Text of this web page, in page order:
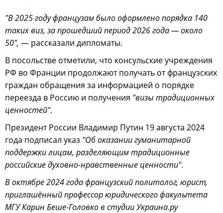
"В 2025 году французам было оформлено порядка 140
таких виз, за прошедший период 2026 года — около
50", — рассказали дипломаты.
В посольстве отметили, что консульские учреждения
РФ во Франции продолжают получать от французских
граждан обращения за информацией о порядке
переезда в Россию и получения "визы традиционных
ценностей".
Президент России Владимир Путин 19 августа 2024
года подписал указ "Об оказании гуманитарной
поддержки лицам, разделяющим традиционные
российские духовно-нравственные ценности".
В октябре 2024 года французский политолог, юрист,
приглашённый профессор юридического факультета
МГУ Карин Беше-Головко в студии Украина.ру